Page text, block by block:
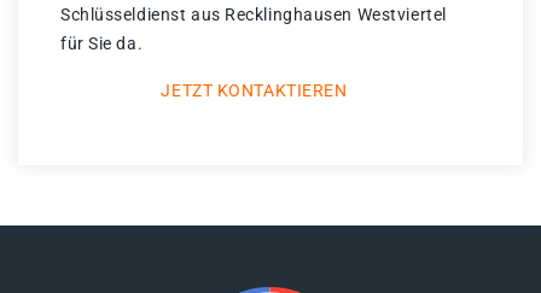
Schlüsseldienst aus Recklinghausen Westviertel
für Sie da.
JETZT KONTAKTIEREN